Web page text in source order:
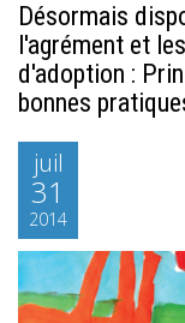
Désormais
l'agrément et
d'adoption :
bonnes
juil
31
2014